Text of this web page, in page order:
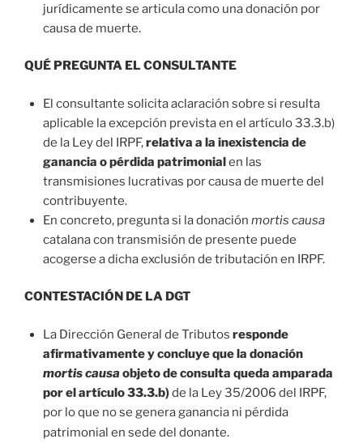
jurídicamente se articula como una donación por
causa de muerte.
QUÉ PREGUNTA EL CONSULTANTE
El consultante solicita aclaración sobre si resulta
aplicable la excepción prevista en el artículo 33.3.b)
de la Ley del IRPF,relativa a la inexistencia de
ganancia o pérdida patrimonialen las
transmisiones lucrativas por causa de muerte del
contribuyente.
En concreto, pregunta si la donación mortis causa
catalana con transmisión de presente puede
acogerse a dicha exclusión de tributación en IRPF.
CONTESTACIÓN DE LA DGT
La Dirección General de Tributos responde
afirmativamente y concluye que la donación
mortis causa objeto de consulta queda amparada
por el artículo 33.3.b)de la Ley 35/2006 del IRPF,
por lo que no se genera ganancia ni pérdida
patrimonial en sede del donante.